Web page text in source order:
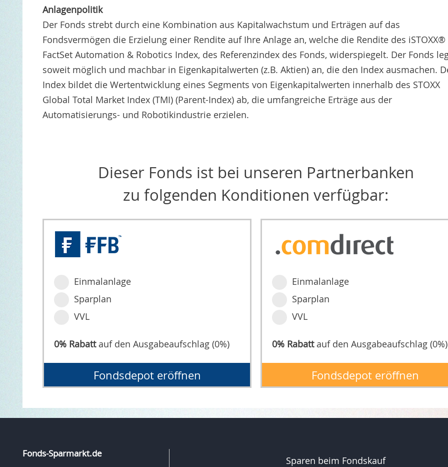
Anlagenpolitik
Der Fonds strebt durch eine Kombination aus Kapitalwachstum und Erträgen auf das
Fondsvermögen die Erzielung einer Rendite auf Ihre Anlage an, welche die Rendite des iSTOXX®
FactSet Automation & Robotics Index, des Referenzindex des Fonds, widerspiegelt. Der Fonds
soweit möglich und machbar in Eigenkapitalwerten (z.B. Aktien) an, die den Index ausmachen.
Index bildet die Wertentwicklung eines Segments von Eigenkapitalwerten innerhalb des STOXX
Global Total Market Index (TMI) (Parent-Index) ab, die umfangreiche Erträge aus der
Automatisierungs- und Robotikindustrie erzielen.
Dieser Fonds ist bei unseren Partnerbanken
zu folgenden Konditionen verfügbar:
Einmalanlage
Sparplan
VVL
0% Rabattauf den Ausgabeaufschlag (0%)
Fondsdepot eröffnen
Einmalanlage
Sparplan
VVL
0% Rabattauf den Ausgabeaufschlag (0%)
Fondsdepot eröffnen
Fonds-Sparmarkt.de
Sparen beim Fondskauf